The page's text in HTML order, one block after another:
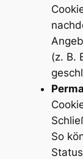
(z. B.
So